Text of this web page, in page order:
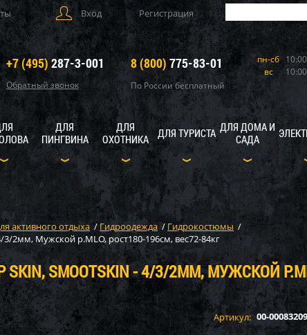
Вход Регистрация
+7 (495) 287-3-001
Обратный звонок
8 (800) 775-83-01
По России бесплатный
пн-сб
вс
ДЛЯ
ПИНГВИНА
ДЛЯ
ОХОТНИКА
ДЛЯ ТУРИСТА ДЛЯ ДОМА И
САДА
активного отдыха / Гидроодежда / Гидрокостюмы /
2мм, Мужской р.MLO, рост180-196см, вес72-84кг
SMOOTSKIN - 4/3/2ММ, МУЖСКОЙ
Артикул: 00-00083209